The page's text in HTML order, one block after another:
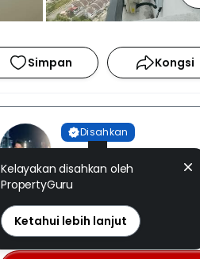
Simpan Kongsi
Disahkan
Kayden Siah
RG REAL ESTATE [ E (3) 2096 ]
REN: 82035 disahkan
Nombor berdaftar LPEPH
disahkan melalui OTP
Kelayakan disahkan oleh
PropertyGuru
Ketahui lebih lanjut